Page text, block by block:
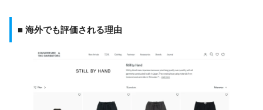
■ 海外でも評価される理由